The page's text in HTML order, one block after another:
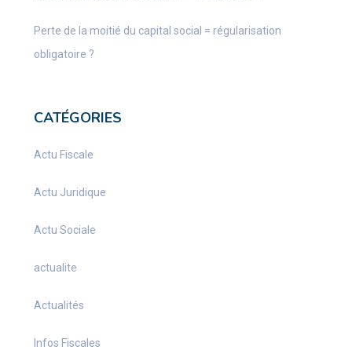
Perte de la moitié du capital social = régularisation
obligatoire ?
CATÉGORIES
Actu Fiscale
Actu Juridique
Actu Sociale
actualite
Actualités
Infos Fiscales